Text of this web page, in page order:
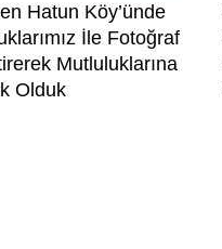
Hatun Köy’ünde
İle Fotoğraf
Mutluluklarına
Olduk